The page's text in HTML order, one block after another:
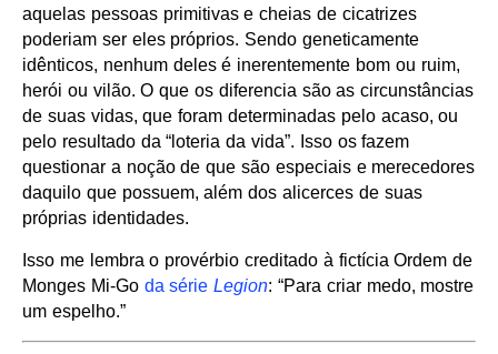
aquelas pessoas primitivas e cheias de cicatrizes
poderiam ser eles próprios. Sendo geneticamente
idênticos, nenhum deles é inerentemente bom ou ruim,
herói ou vilão. O que os diferencia são as circunstâncias
de suas vidas, que foram determinadas pelo acaso, ou
pelo resultado da “loteria da vida”. Isso os fazem
questionar a noção de que são especiais e merecedores
daquilo que possuem, além dos alicerces de suas
próprias identidades.
Isso me lembra o provérbio creditado à fictícia Ordem de
Monges Mi-Go da sérieLegion: “Para criar medo, mostre
um espelho.”